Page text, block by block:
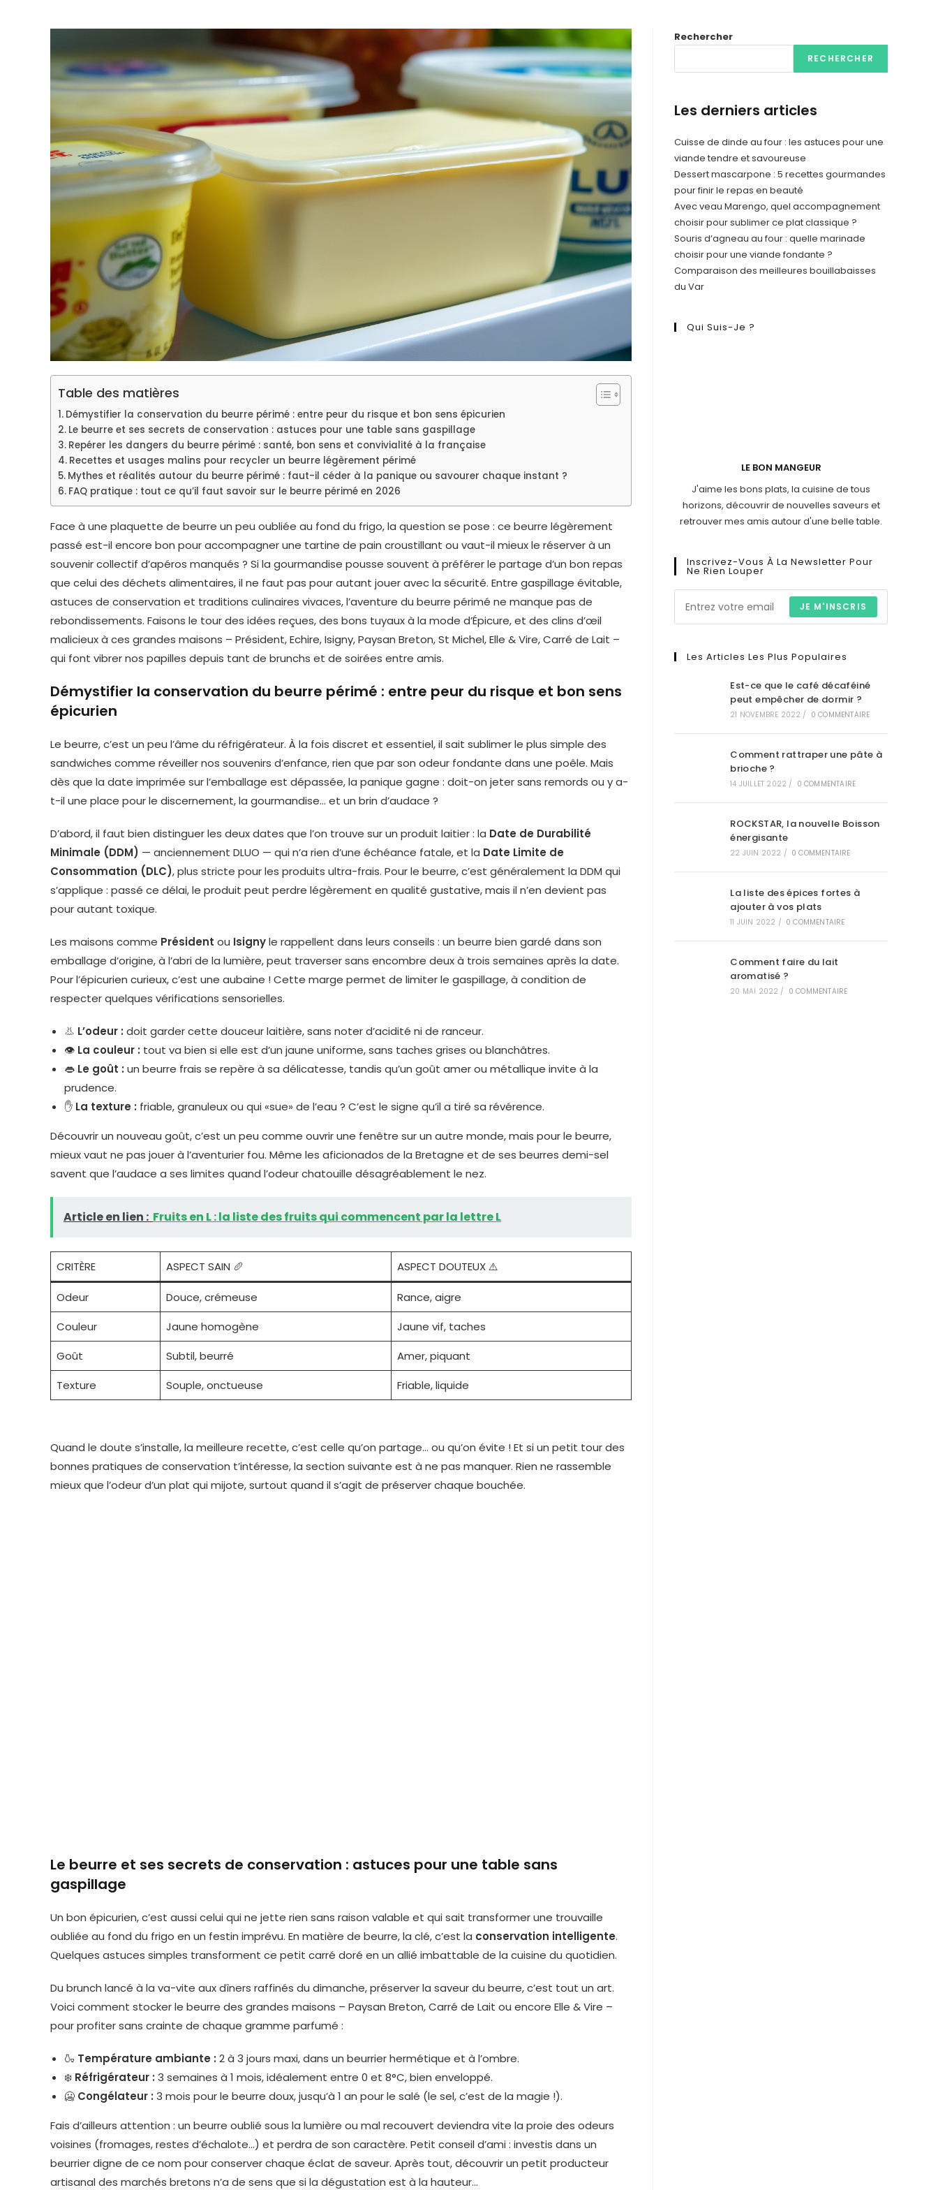
Table des matières
Démystifier la conservation du beurre périmé : entre peur du risque et bon sens épicurien
Le beurre et ses secrets de conservation : astuces pour une table sans gaspillage
Repérer les dangers du beurre périmé : santé, bon sens et convivialité à la française
Recettes et usages malins pour recycler un beurre légèrement périmé
Mythes et réalités autour du beurre périmé : faut-il céder à la panique ou savourer chaque instant ?
FAQ pratique : tout ce qu’il faut savoir sur le beurre périmé en 2026
Face à une plaquette de beurre un peu oubliée au fond du frigo, la question se pose : ce beurre légèrement
passé est-il encore bon pour accompagner une tartine de pain croustillant ou vaut-il mieux le réserver à un
souvenir collectif d’apéros manqués ? Si la gourmandise pousse souvent à préférer le partage d’un bon repas
que celui des déchets alimentaires, il ne faut pas pour autant jouer avec la sécurité. Entre gaspillage évitable,
astuces de conservation et traditions culinaires vivaces, l’aventure du beurre périmé ne manque pas de
rebondissements. Faisons le tour des idées reçues, des bons tuyaux à la mode d’Épicure, et des clins d’œil
malicieux à ces grandes maisons – Président, Echire, Isigny, Paysan Breton, St Michel, Elle & Vire, Carré de Lait –
qui font vibrer nos papilles depuis tant de brunchs et de soirées entre amis.
Démystifier la conservation du beurre périmé : entre peur du risque et bon sens
épicurien
Le beurre, c’est un peu l’âme du réfrigérateur. À la fois discret et essentiel, il sait sublimer le plus simple des
sandwiches comme réveiller nos souvenirs d’enfance, rien que par son odeur fondante dans une poêle. Mais
dès que la date imprimée sur l’emballage est dépassée, la panique gagne : doit-on jeter sans remords ou y a-
t-il une place pour le discernement, la gourmandise… et un brin d’audace ?
D’abord, il faut bien distinguer les deux dates que l’on trouve sur un produit laitier : la Date de Durabilité
Minimale (DDM) — anciennement DLUO — qui n’a rien d’une échéance fatale, et la Date Limite de
Consommation (DLC), plus stricte pour les produits ultra-frais. Pour le beurre, c’est généralement la DDM qui
s’applique : passé ce délai, le produit peut perdre légèrement en qualité gustative, mais il n’en devient pas
pour autant toxique.
Les maisons comme Président ou Isignyle rappellent dans leurs conseils : un beurre bien gardé dans son
emballage d’origine, à l’abri de la lumière, peut traverser sans encombre deux à trois semaines après la date.
Pour l’épicurien curieux, c’est une aubaine ! Cette marge permet de limiter le gaspillage, à condition de
respecter quelques vérifications sensorielles.
👃 L’odeur : doit garder cette douceur laitière, sans noter d’acidité ni de ranceur.
👁️ La couleur : tout va bien si elle est d’un jaune uniforme, sans taches grises ou blanchâtres.
👄 Le goût : un beurre frais se repère à sa délicatesse, tandis qu’un goût amer ou métallique invite à la
prudence.
✋ La texture : friable, granuleux ou qui «sue» de l’eau ? C’est le signe qu’il a tiré sa révérence.
Découvrir un nouveau goût, c’est un peu comme ouvrir une fenêtre sur un autre monde, mais pour le beurre,
mieux vaut ne pas jouer à l’aventurier fou. Même les aficionados de la Bretagne et de ses beurres demi-sel
savent que l’audace a ses limites quand l’odeur chatouille désagréablement le nez.
Article en lien : Fruits en L : la liste des fruits qui commencent par la lettre L
CRITÈRE ASPECT SAIN 🥖 ASPECT DOUTEUX ⚠️
Odeur Douce, crémeuse
Rance, aigre
Couleur
Jaune homogène
Jaune vif, taches
Goût
Subtil, beurré
Amer, piquant
Texture
Souple, onctueuse Friable, liquide
Quand le doute s’installe, la meilleure recette, c’est celle qu’on partage… ou qu’on évite ! Et si un petit tour des
bonnes pratiques de conservation t’intéresse, la section suivante est à ne pas manquer. Rien ne rassemble
mieux que l’odeur d’un plat qui mijote, surtout quand il s’agit de préserver chaque bouchée.
Le beurre et ses secrets de conservation : astuces pour une table sans
gaspillage
Un bon épicurien, c’est aussi celui qui ne jette rien sans raison valable et qui sait transformer une trouvaille
oubliée au fond du frigo en un festin imprévu. En matière de beurre, la clé, c’est la conservation intelligente.
Quelques astuces simples transforment ce petit carré doré en un allié imbattable de la cuisine du quotidien.
Du brunch lancé à la va-vite aux dîners raffinés du dimanche, préserver la saveur du beurre, c’est tout un art.
Voici comment stocker le beurre des grandes maisons – Paysan Breton, Carré de Lait ou encore Elle & Vire –
pour profiter sans crainte de chaque gramme parfumé :
🍶 Température ambiante : 2 à 3 jours maxi, dans un beurrier hermétique et à l’ombre.
❄️ Réfrigérateur : 3 semaines à 1 mois, idéalement entre 0 et 8°C, bien enveloppé.
🥶 Congélateur : 3 mois pour le beurre doux, jusqu’à 1 an pour le salé (le sel, c’est de la magie !).
Fais d’ailleurs attention : un beurre oublié sous la lumière ou mal recouvert deviendra vite la proie des odeurs
voisines (fromages, restes d’échalote…) et perdra de son caractère. Petit conseil d’ami : investis dans un
beurrier digne de ce nom pour conserver chaque éclat de saveur. Après tout, découvrir un petit producteur
artisanal des marchés bretons n’a de sens que si la dégustation est à la hauteur…
Rechercher
RECHERCHER
Les derniers articles
Cuisse de dinde au four : les astuces pour une
viande tendre et savoureuse
Dessert mascarpone : 5 recettes gourmandes
pour finir le repas en beauté
Avec veau Marengo, quel accompagnement
choisir pour sublimer ce plat classique ?
Souris d’agneau au four : quelle marinade
choisir pour une viande fondante ?
Comparaison des meilleures bouillabaisses
du Var
Qui Suis-Je ?
LE BON MANGEUR
J'aime les bons plats, la cuisine de tous
horizons, découvrir de nouvelles saveurs et
retrouver mes amis autour d'une belle table.
Inscrivez-Vous À La Newsletter Pour
Ne Rien Louper
JE M'INSCRIS
Les Articles Les Plus Populaires
Est-ce que le café décaféiné
peut empêcher de dormir ?
21 NOVEMBRE 2022 / 0 COMMENTAIRE
Comment rattraper une pâte à
brioche ?
14 JUILLET 2022 / 0 COMMENTAIRE
ROCKSTAR, la nouvelle Boisson
énergisante
22 JUIN 2022 / 0 COMMENTAIRE
La liste des épices fortes à
ajouter à vos plats
11 JUIN 2022 / 0 COMMENTAIRE
Comment faire du lait
aromatisé ?
20 MAI 2022 / 0 COMMENTAIRE